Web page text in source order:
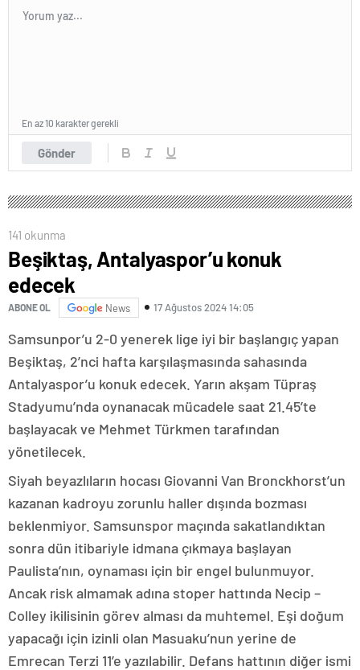
Gönder
En az 10 karakter gerekli
141 okunma
Beşiktaş, Antalyaspor’u konuk
edecek
ABONE OL News 17 Ağustos 2024 14:05
Samsunpor’u 2-0 yenerek lige iyi bir başlangıç yapan
Beşiktaş, 2’nci hafta karşılaşmasında sahasında
Antalyaspor’u konuk edecek. Yarın akşam Tüpraş
Stadyumu’nda oynanacak mücadele saat 21.45’te
başlayacak ve Mehmet Türkmen tarafından
yönetilecek.
Siyah beyazlıların hocası Giovanni Van Bronckhorst’un
kazanan kadroyu zorunlu haller dışında bozması
beklenmiyor. Samsunspor maçında sakatlandıktan
sonra dün itibariyle idmana çıkmaya başlayan
Paulista’nın, oynaması için bir engel bulunmuyor.
Ancak risk almamak adına stoper hattında Necip –
Colley ikilisinin görev alması da muhtemel. Eşi doğum
yapacağı için izinli olan Masuaku’nun yerine de
Emrecan Terzi 11’e yazılabilir. Defans hattının diğer ismi